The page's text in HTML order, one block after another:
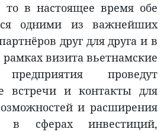
то в настоящее время обе
одними из важнейших
друг для друга и в
визита вьетнамские
проведут
встречи и контакты для
и расширения
в сферах инвестиций,